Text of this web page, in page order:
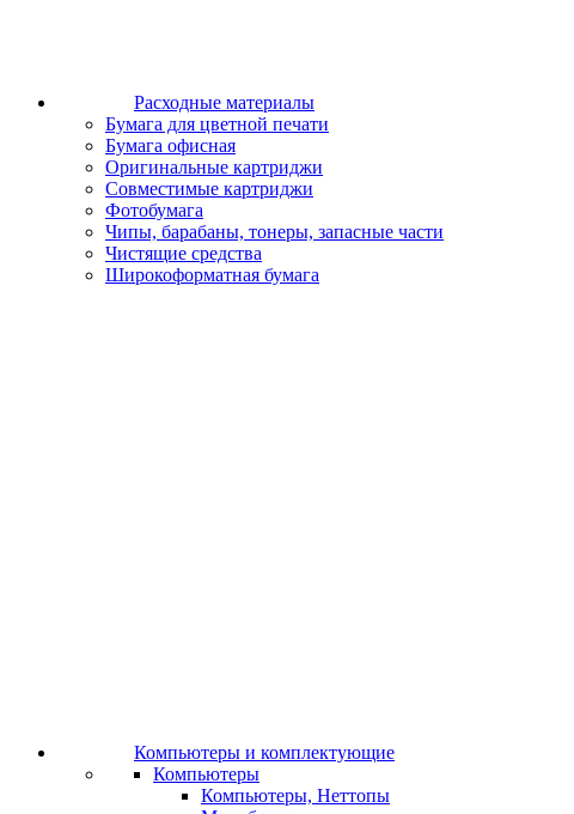
Расходные материалы
Бумага для цветной печати
Бумага офисная
Оригинальные картриджи
Совместимые картриджи
Фотобумага
Чипы, барабаны, тонеры, запасные части
Чистящие средства
Широкоформатная бумага
Компьютеры и комплектующие
Компьютеры
Компьютеры, Неттопы